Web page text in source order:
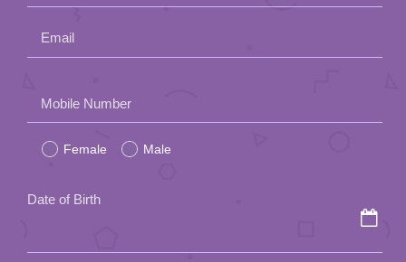
Email
leave
this
Mobile Number
Female Male
Date of Birth